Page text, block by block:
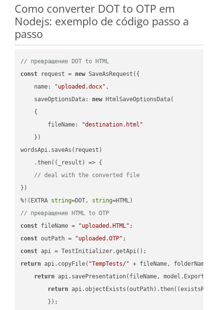
Como converter DOT to OTP em
Nodejs: exemplo de código passo a
passo
// превращение DOT to HTML
const request = new SaveAsRequest({
name: "uploaded.docx" ,
saveOptionsData: new HtmlSaveOptionsData(
    {
fileName:
"destination.html"
    })
wordsApi.saveAs(request)
    .then(
( _result ) => {
// deal with the converted file
})
%!(EXTRA string=DOT, string
// превращение HTML to OTP
const fileName = "uploaded.HTML"
const outPath = "uploaded.OTP"
const
return api.copyFile( "TempTests/" + fileName, folderName +
return api.savePresentation(fileName,
return api.objectExists(outPath).then( (
        });